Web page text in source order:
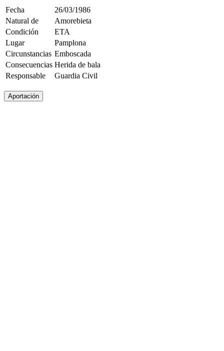
Fecha
26/03/1986
Natural de
Amorebieta
Condición
ETA
Lugar
Pamplona
Circunstancias Emboscada
Consecuencias Herida de bala
Responsable
Guardia Civil